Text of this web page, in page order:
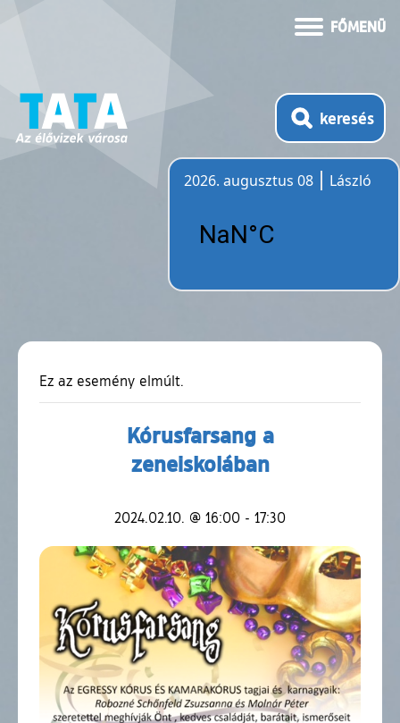
FŐMENÜ
keresés
2026. augusztus 08
László
Ez az esemény elmúlt.
Kórusfarsang a
zeneiskolában
2024.02.10. @ 16:00 - 17:30